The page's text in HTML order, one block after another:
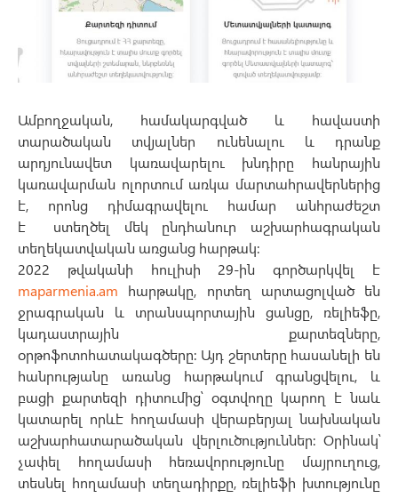
Ամբողջական, համակարգված և հավաստի
տարածական տվյալներ ունենալու և դրանք
արդյունավետ կառավարելու խնդիրը հանրային
կառավարման ոլորտում առկա մարտահրավերներից
է, որոնց դիմագրավելու համար անհրաժեշտ
է ստեղծել մեկ ընդհանուր աշխարհագրական
տեղեկատվական առցանց հարթակ:
2022 թվականի հուլիսի 29-ին գործարկվել է
maparmenia.am հարթակը, որտեղ արտացոլված են
ջրագրական և տրանսպորտային ցանցը, ռելիեֆը,
կադաստրային քարտեզները,
օրթոֆոտոհատակագծերը։ Այդ շերտերը հասանելի են
հանրությանը առանց հարթակում գրանցվելու, և
բացի քարտեզի դիտումից՝ օգտվողը կարող է նաև
կատարել որևէ հողամասի վերաբերյալ նախնական
աշխարհատարածական վերլուծություններ։ Օրինակ՝
չափել հողամասի հեռավորությունը մայրուղուց,
տեսնել հողամասի տեղադիրքը, ռելիեֆի խտությունը